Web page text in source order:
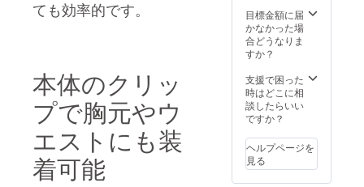
ても効率的です。
本体のクリッ
プで胸元やウ
エストにも装
着可能
目標金額に届
かなかった場
合どうなりま
すか？
支援で困った
時はどこに相
談したらいい
ですか？
ヘルプページを
見る